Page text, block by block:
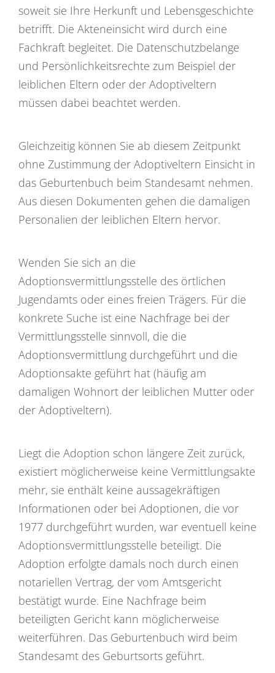
soweit sie Ihre Herkunft und Lebensgeschichte
betrifft. Die Akteneinsicht wird durch eine
Fachkraft begleitet. Die Datenschutzbelange
und Persönlichkeitsrechte zum Beispiel der
leiblichen Eltern oder der Adoptiveltern
müssen dabei beachtet werden.
Gleichzeitig können Sie ab diesem Zeitpunkt
ohne Zustimmung der Adoptiveltern Einsicht in
das Geburtenbuch beim Standesamt nehmen.
Aus diesen Dokumenten gehen die damaligen
Personalien der leiblichen Eltern hervor.
Wenden Sie sich an die
Adoptionsvermittlungsstelle des örtlichen
Jugendamts oder eines freien Trägers. Für die
konkrete Suche ist eine Nachfrage bei der
Vermittlungsstelle sinnvoll, die die
Adoptionsvermittlung durchgeführt und die
Adoptionsakte geführt hat (häufig am
damaligen Wohnort der leiblichen Mutter oder
der Adoptiveltern).
Liegt die Adoption schon längere Zeit zurück,
existiert möglicherweise keine Vermittlungsakte
mehr, sie enthält keine aussagekräftigen
Informationen oder bei Adoptionen, die vor
1977 durchgeführt wurden, war eventuell keine
Adoptionsvermittlungsstelle beteiligt. Die
Adoption erfolgte damals noch durch einen
notariellen Vertrag, der vom Amtsgericht
bestätigt wurde. Eine Nachfrage beim
beteiligten Gericht kann möglicherweise
weiterführen. Das Geburtenbuch wird beim
Standesamt des Geburtsorts geführt.